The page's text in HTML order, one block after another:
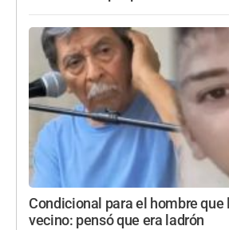
Condicional para el hombre que
vecino: pensó que era ladrón